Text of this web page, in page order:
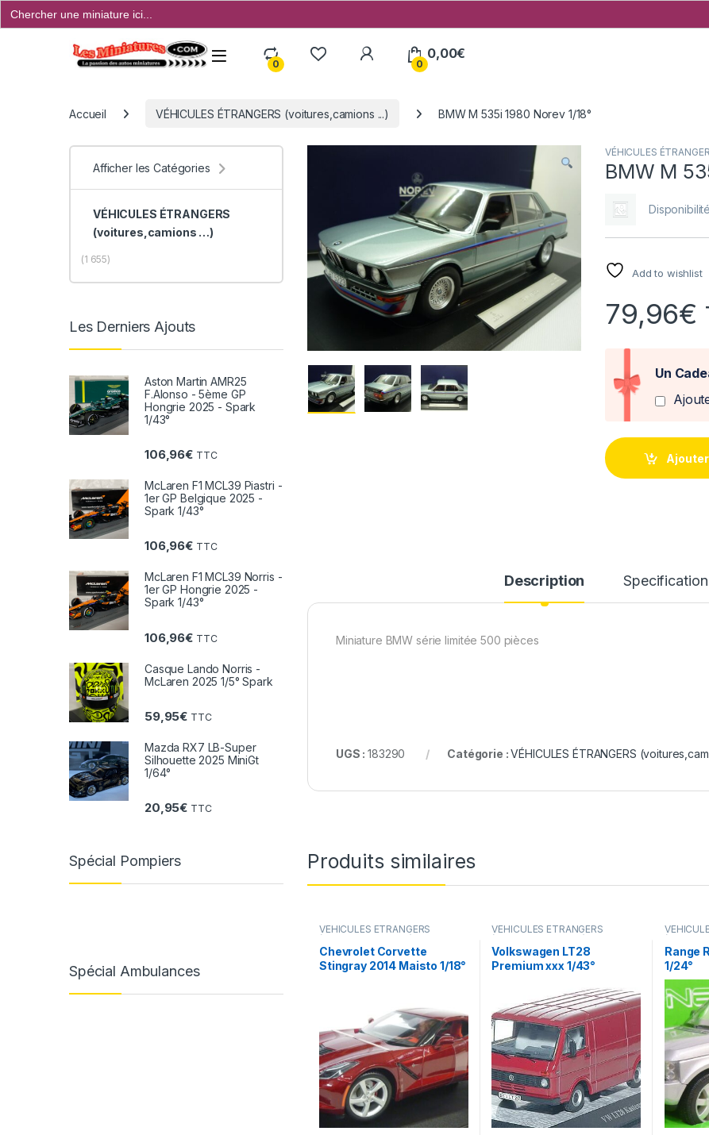
Search
for:
Open
0
My Account
0
0,00€
Accueil VÉHICULES ÉTRANGERS (voitures,camions ...) BMW M 535i 1980 Norev 1/18°
VÉHICULES
BMW M
Add to wishlist
79,96€
Un
Description Specification
Miniature BMW série limitée 500 pièces
UGS :183290 Catégorie :VÉHICULES ÉTRANGERS
Produits similaires
VÉHICULES ÉTRANGERS
(voitures,camions ...)
Chevrolet Corvette
Stingray 2014 Maisto 1/18°
VÉHICULES ÉTRANGERS
(voitures,camions ...)
Volkswagen LT28
Premium xxx 1/43°
Range
1/24°
Afficher les Catégories
VÉHICULES ÉTRANGERS
(voitures,camions …)
(1 655)
Les Derniers Ajouts
Aston Martin AMR25
F.Alonso - 5ème GP
Hongrie 2025 - Spark
1/43°
106,96€ TTC
McLaren F1 MCL39 Piastri -
1er GP Belgique 2025 -
Spark 1/43°
106,96€ TTC
McLaren F1 MCL39 Norris -
1er GP Hongrie 2025 -
Spark 1/43°
106,96€ TTC
Casque Lando Norris -
McLaren 2025 1/5° Spark
59,95€ TTC
Mazda RX7 LB-Super
Silhouette 2025 MiniGt
1/64°
20,95€ TTC
Spécial Pompiers
Spécial Ambulances